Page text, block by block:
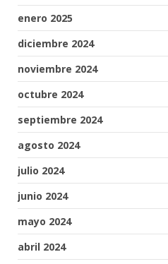
enero 2025
diciembre 2024
noviembre 2024
octubre 2024
septiembre 2024
agosto 2024
julio 2024
junio 2024
mayo 2024
abril 2024